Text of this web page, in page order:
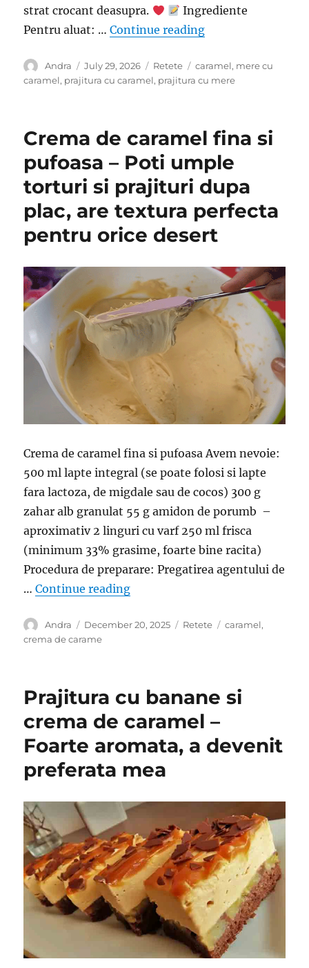
strat crocant deasupra.
Ingrediente
Pentru aluat: …Continue reading“Prăjitură cu
Author
Andra
Posted
on
July 29, 2026 Categories
Retete Tags
caramel, mere cu
caramel, prajitura cu caramel, prajitura cu mere
Crema de caramel fina si
pufoasa – Poti umple
torturi si prajituri dupa
plac, are textura perfecta
pentru orice desert
Crema de caramel fina si pufoasa Avem nevoie:
500 ml lapte integral (se poate folosi si lapte
fara lactoza, de migdale sau de cocos) 300 g
zahar alb granulat 55 g amidon de porumb –
aproximativ 2 linguri cu varf 250 ml frisca
(minimum 33% grasime, foarte bine racita)
Procedura de preparare: Pregatirea agentului de
…Continue reading“Crema de caramel fina si
Author
Andra
Posted
on
December 20, 2025 Categories
Retete Tags
caramel,
crema de carame
Prajitura cu banane si
crema de caramel –
Foarte aromata, a devenit
preferata mea